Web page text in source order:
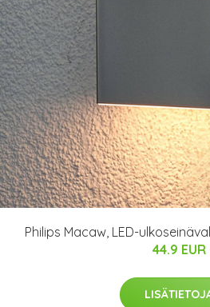
Philips Macaw, LED-
44.9 EUR